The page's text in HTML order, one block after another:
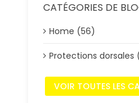
CATÉGORIES DE
Home (56)
Protections dorsales
VOIR TOUTES LES